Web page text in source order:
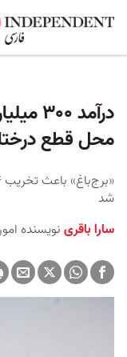
درآمد
محل قطع
شد
سارا باقرینویسنده